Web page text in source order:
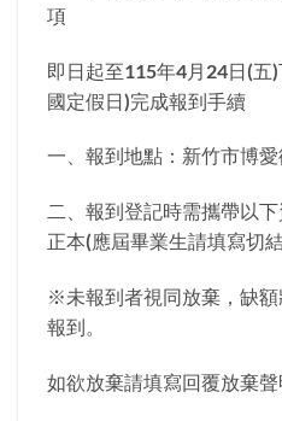
項
即日起至115年4月24日(五)
國定假日)完成報到手續
一、報到地點：新竹市博愛
二、報到登記時需攜帶以
正本(應屆畢業生請填寫切結
※未報到者視同放棄，缺
報到。
如欲放棄請填寫回覆放棄聲